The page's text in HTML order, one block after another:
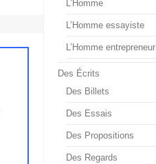
L’Homme
L’Homme essayiste
L’Homme entrepreneur
Des Écrits
Des Billets
Des Essais
Des Propositions
Des Regards